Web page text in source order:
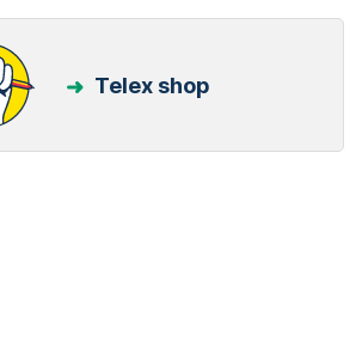
Telex shop